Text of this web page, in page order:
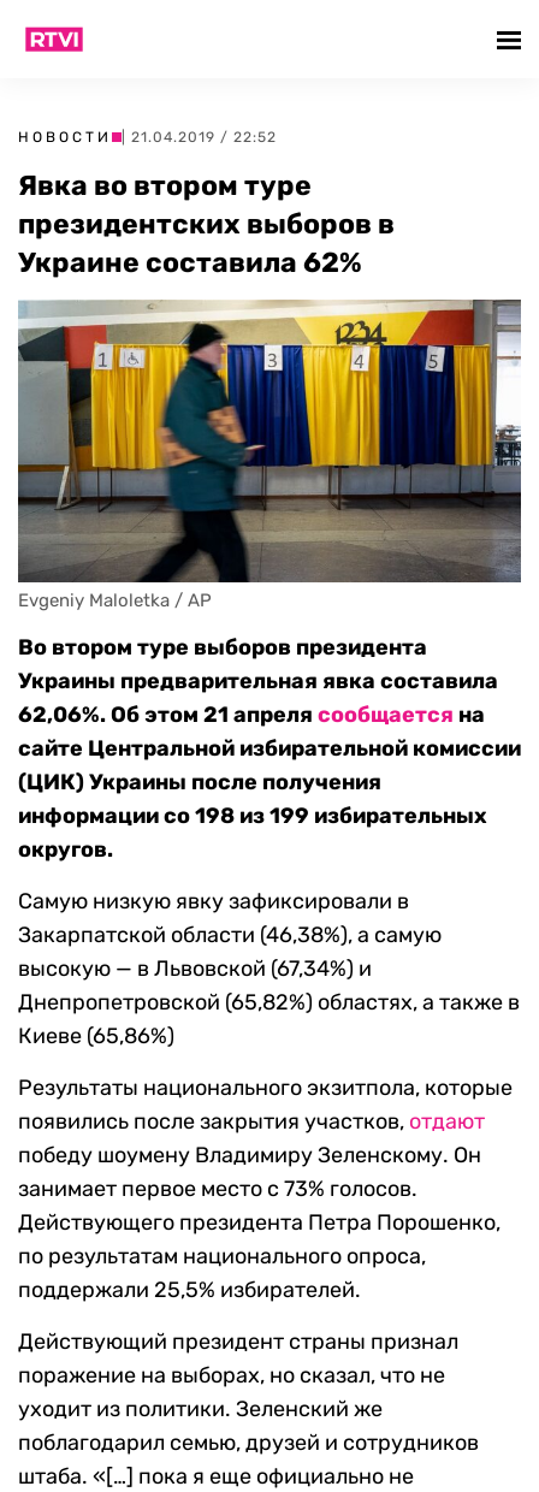
НОВОСТИ | 21.04.2019 / 22:52
Явка во втором туре
президентских выборов в
Украине составила 62%
Evgeniy Maloletka / AP
Во втором туре выборов президента
Украины предварительная явка составила
62,06%. Об этом 21 апреля сообщается на
сайте Центральной избирательной комиссии
(ЦИК) Украины после получения
информации со 198 из 199 избирательных
округов.
Самую низкую явку зафиксировали в
Закарпатской области (46,38%), а самую
высокую — в Львовской (67,34%) и
Днепропетровской (65,82%) областях, а также в
Киеве (65,86%)
Результаты национального экзитпола, которые
появились после закрытия участков, отдают
победу шоумену Владимиру Зеленскому. Он
занимает первое место с 73% голосов.
Действующего президента Петра Порошенко,
по результатам национального опроса,
поддержали 25,5% избирателей.
Действующий президент страны признал
поражение на выборах, но сказал, что не
уходит из политики. Зеленский же
поблагодарил семью, друзей и сотрудников
штаба. «[…] пока я еще официально не